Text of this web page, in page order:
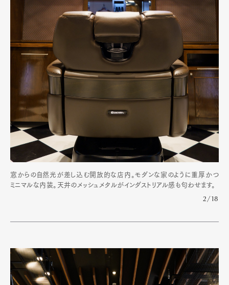
窓からの自然光が差し込む開放的な店内。モダンな家のように重厚かつ
ミニマルな内装。天井のメッシュメタルがインダストリアル感も匂わせます。
2/18